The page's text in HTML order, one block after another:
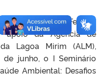
Universidade Federal
apoio da Agência de
Lagoa Mirim (ALM),
junho, o I Seminário
Ambiental: Desafios